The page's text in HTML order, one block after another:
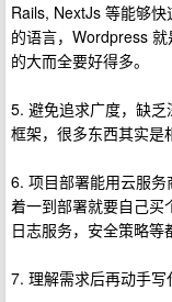
Rails, NextJs 等能够
的语言，Wordpress
的大而全要好得多。
5. 避免追求广度，缺
框架，很多东西其实是
6. 项目部署能用云服
着一到部署就要自己买
日志服务，安全策略等
7. 理解需求后再动手写